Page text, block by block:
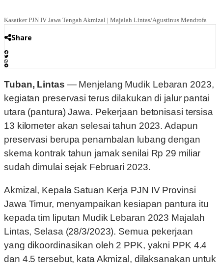
Kasatker PJN IV Jawa Tengah Akmizal | Majalah Lintas/Agustinus Mendrofa
Share
Tuban, Lintas — Menjelang Mudik Lebaran 2023,
kegiatan preservasi terus dilakukan di jalur pantai
utara (pantura) Jawa. Pekerjaan betonisasi tersisa
13 kilometer akan selesai tahun 2023. Adapun
preservasi berupa penambalan lubang dengan
skema kontrak tahun jamak senilai Rp 29 miliar
sudah dimulai sejak Februari 2023.
Akmizal, Kepala Satuan Kerja PJN IV Provinsi
Jawa Timur, menyampaikan kesiapan pantura itu
kepada tim liputan Mudik Lebaran 2023 Majalah
Lintas, Selasa (28/3/2023). Semua pekerjaan
yang dikoordinasikan oleh 2 PPK, yakni PPK 4.4
dan 4.5 tersebut, kata Akmizal, dilaksanakan untuk